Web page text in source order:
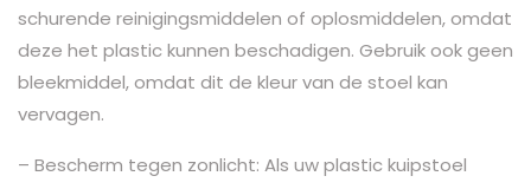
schurende reinigingsmiddelen of oplosmiddelen, omdat
deze het plastic kunnen beschadigen. Gebruik ook geen
bleekmiddel, omdat dit de kleur van de stoel kan
vervagen.
– Bescherm tegen zonlicht: Als uw plastic kuipstoel